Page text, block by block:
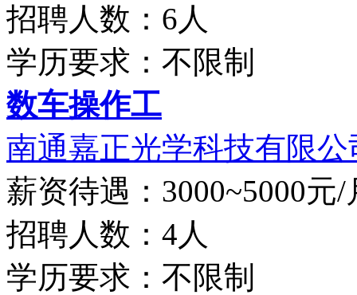
招聘人数：6人
学历要求：不限制
数车操作工
南通嘉正光学科技有限公
薪资待遇：3000~5000元/
招聘人数：4人
学历要求：不限制